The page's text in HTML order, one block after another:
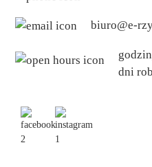
biuro@e-
dni